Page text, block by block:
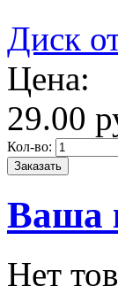
Диск
Цена:
29.00
Кол-во:
Ваша
Нет